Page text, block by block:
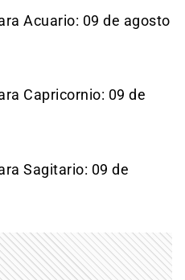
Acuario: 09 de agosto
Capricornio: 09 de
Sagitario: 09 de